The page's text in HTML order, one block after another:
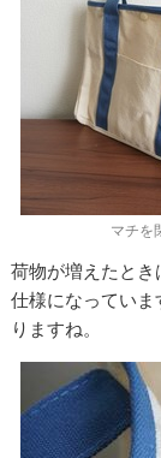
マチを
荷物が増えたと
仕様になってい
りますね。